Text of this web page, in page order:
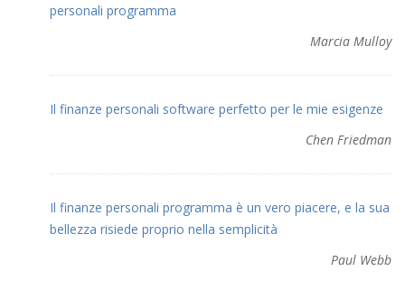
personali programma
Marcia Mulloy
Il finanze personali software perfetto per le mie esigenze
Chen Friedman
Il finanze personali programma è un vero piacere, e la sua
bellezza risiede proprio nella semplicità
Paul Webb